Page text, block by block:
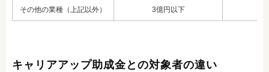
その他の業種（上記以外） 3億円以下
キャリアアップ助成金との対象者の違い